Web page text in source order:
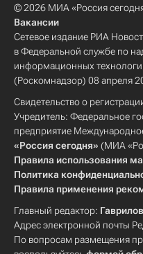
© 2026 МИА «Россия
Вакансии
Сетевое издание РИА
в Федеральной службе по
информационных
(Роскомнадзор) 08 апреля
Свидетельство о
Учредитель: Федеральное
предприятие
«Россия сегодня» (МИА
Правила использования
Политика
Правила применения
Главный редактор:
Адрес электронной почты
По вопросам размещения